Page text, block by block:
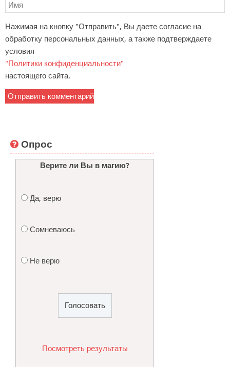
Нажимая на кнопку "Отправить", Вы даете согласие на
обработку персональных данных, а также подтверждаете
условия
"Политики конфиденциальности"
настоящего сайта.
Опрос
Верите ли Вы в магию?
Да, верю
Сомневаюсь
Не верю
Посмотреть результаты